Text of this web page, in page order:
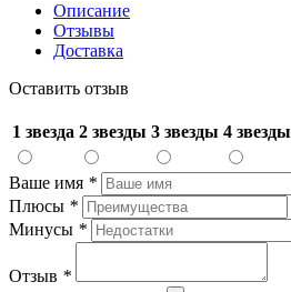
Описание
Отзывы
Доставка
Оставить отзыв
1 звезда 2 звезды 3 звезды 4 звезды
Ваше имя *
Плюсы *
Минусы *
Отзыв *